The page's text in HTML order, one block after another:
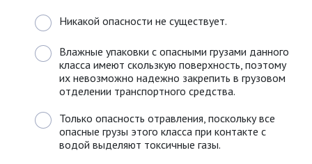
Никакой опасности не существует.
Влажные упаковки с опасными грузами данного
класса имеют скользкую поверхность, поэтому
их невозможно надежно закрепить в грузовом
отделении транспортного средства.
Только опасность отравления, поскольку все
опасные грузы этого класса при контакте с
водой выделяют токсичные газы.